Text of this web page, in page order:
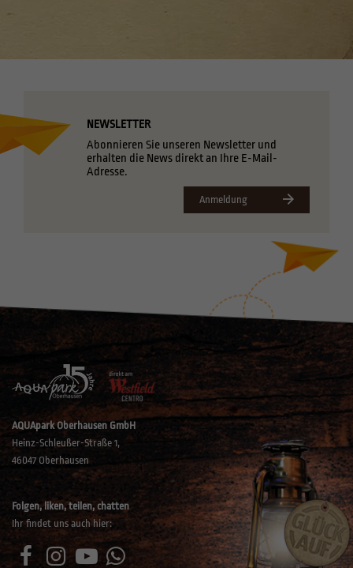
NEWSLETTER
Abonnieren Sie unseren Newsletter und
erhalten die News direkt an Ihre E-Mail-
Adresse.
Anmeldung
AQUApark Oberhausen GmbH
Heinz-Schleußer-Straße 1,
46047 Oberhausen
Folgen, liken, teilen, chatten
Ihr findet uns auch hier: